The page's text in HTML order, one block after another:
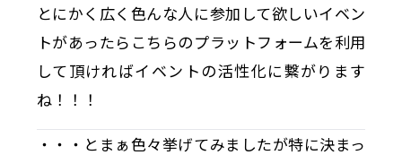
とにかく広く色んな人に参加して欲しいイベン
トがあったらこちらのプラットフォームを利用
して頂ければイベントの活性化に繋がります
ね！！！
・・・とまぁ色々挙げてみましたが特に決まっ